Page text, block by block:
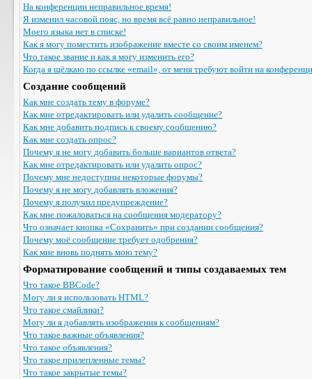
На конференции неправильное время!
Я изменил часовой пояс, но время всё равно неправильное!
Моего языка нет в списке!
Как я могу поместить изображение вместе со своим именем?
Что такое звание и как я могу изменить его?
Когда я щёлкаю по ссылке «email», от меня требуют войти на
Создание сообщений
Как мне создать тему в форуме?
Как мне отредактировать или удалить сообщение?
Как мне добавить подпись к своему сообщению?
Как мне создать опрос?
Почему я не могу добавить больше вариантов ответа?
Как мне отредактировать или удалить опрос?
Почему мне недоступны некоторые форумы?
Почему я не могу добавлять вложения?
Почему я получил предупреждение?
Как мне пожаловаться на сообщения модератору?
Что означает кнопка «Сохранить» при создании сообщения?
Почему моё сообщение требует одобрения?
Как мне вновь поднять мою тему?
Форматирование сообщений и типы создаваемых тем
Что такое BBCode?
Могу ли я использовать HTML?
Что такое смайлики?
Могу ли я добавлять изображения к сообщениям?
Что такое важные объявления?
Что такое объявления?
Что такое прилепленные темы?
Что такое закрытые темы?